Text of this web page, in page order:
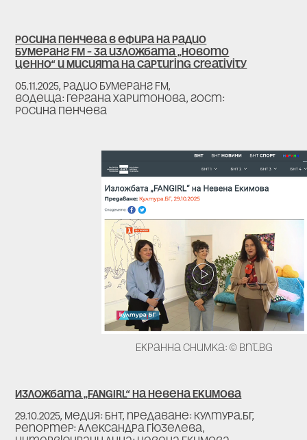
Росина Пенчева в ефира на Радио
Бумеранг FM – за изложбата „Новото
ценно“ и мисията на Capturing Creativity
05.11.2025, радио Бумеранг FM,
водеща: Гергана Харитонова, гост:
Росина Пенчева
Екранна снимка: © bnt.bg
Изложбата „FANGIRL“ на Невена Екимова
29.10.2025, медия: БНТ, предаване: Култура.БГ,
репортер: Александра Гюзелева,